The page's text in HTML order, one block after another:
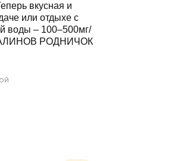
вкусная и
или отдыхе с
КАЛИНОВ РОДНИЧОК